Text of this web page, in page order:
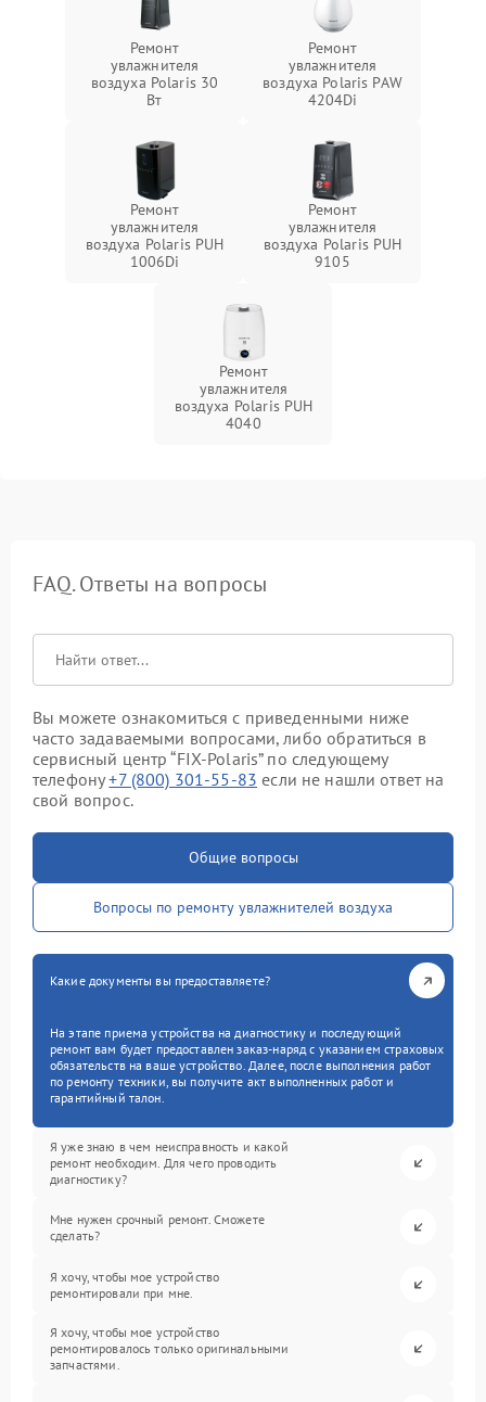
Ремонт
увлажнителя
воздуха Polaris 30
Вт
Ремонт
увлажнителя
воздуха Polaris PAW
4204Di
Ремонт
увлажнителя
воздуха Polaris PUH
1006Di
Ремонт
увлажнителя
воздуха Polaris PUH
9105
Ремонт
увлажнителя
воздуха Polaris PUH
4040
FAQ. Ответы на вопросы
Вы можете ознакомиться с приведенными ниже
часто задаваемыми вопросами, либо обратиться в
сервисный центр “FIX-Polaris” по следующему
телефону+7 (800) 301-55-83 если не нашли ответ на
свой вопрос.
Общие вопросы
Вопросы по ремонту увлажнителей воздуха
Какие документы вы предоставляете?
На этапе приема устройства на диагностику и последующий
ремонт вам будет предоставлен заказ-наряд с указанием страховых
обязательств на ваше устройство. Далее, после выполнения работ
по ремонту техники, вы получите акт выполненных работ и
гарантийный талон.
Я уже знаю в чем неисправность и какой
ремонт необходим. Для чего проводить
диагностику?
Мне нужен срочный ремонт. Сможете
сделать?
Я хочу, чтобы мое устройство
ремонтировали при мне.
Я хочу, чтобы мое устройство
ремонтировалось только оригинальными
запчастями.